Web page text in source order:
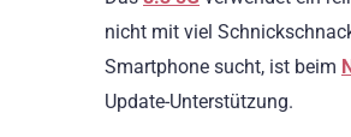
nicht mit viel
Smartphone sucht, ist beim
Update-Unterstützung.